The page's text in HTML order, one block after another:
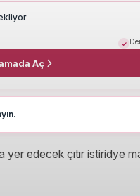
Aç
edecek çıtır istiridye